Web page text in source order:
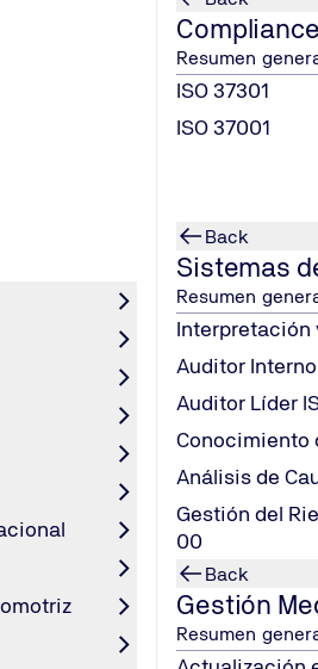
Compliance
Resumen
ISO 37301
ISO 37001
Back
Sistemas
Resumen
Interpretación
Auditor
Auditor Líder
Conocimiento
Análisis de
Gestión del
00
Back
Gestión
Resumen